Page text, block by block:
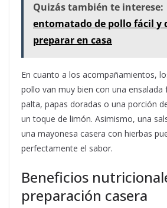
Quizás también te interese:
entomatado de pollo fácil y
preparar en casa
En cuanto a los acompañamientos,
pollo van muy bien con una
palta, papas doradas o una porción
un toque de limón. Asimismo, una
una mayonesa casera con hierbas
perfectamente el sabor.
Beneficios
preparación casera